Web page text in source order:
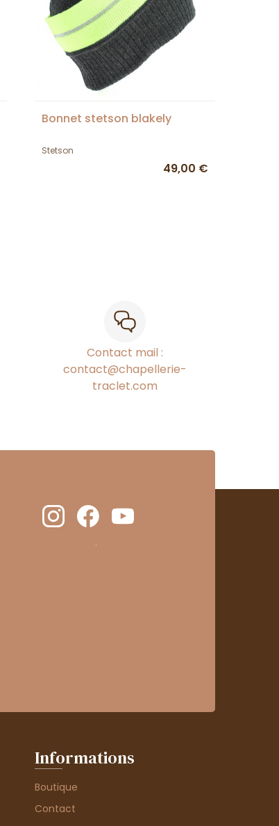
Bonnet stetson blakely
Stetson
49,00 €
Contact mail :
contact@chapellerie-
traclet.com
.
Informations
Boutique
Contact